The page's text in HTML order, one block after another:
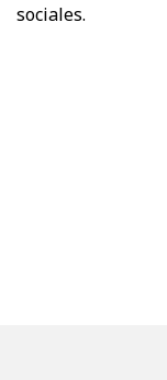
sociales.